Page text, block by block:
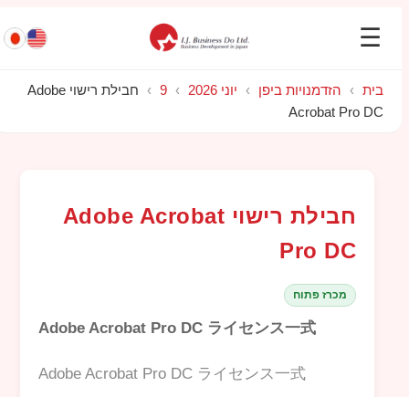
☰
בית › הזדמנויות ביפן › יוני 2026 ›
›
חבילת רישוי Adobe
Acrobat Pro DC
חבילת רישוי Adobe Acrobat
Pro DC
מכרז פתוח
Adobe Acrobat Pro DC ライセンス一式
Adobe Acrobat Pro DC ライセンス一式